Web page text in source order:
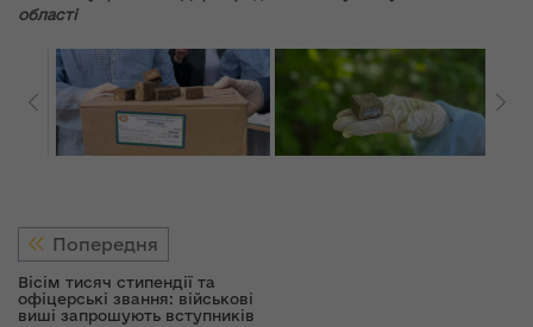
області
Попередня
Вісім тисяч стипендії та
офіцерські звання: військові
виші запрошують вступників